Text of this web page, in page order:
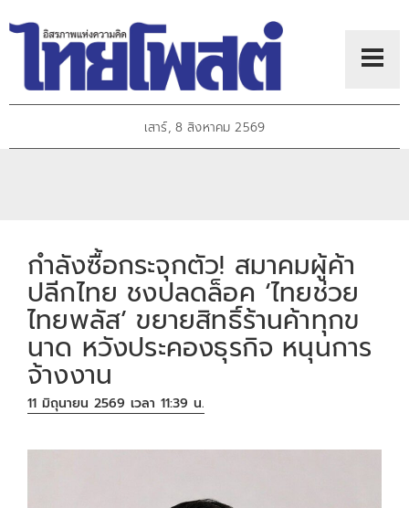
เสาร์, 8 สิงหาคม 2569
กำลังซื้อกระจุกตัว! สมาคมผู้ค้า
ปลีกไทย ชงปลดล็อค ‘ไทยช่วย
ไทยพลัส’ ขยายสิทธิ์ร้านค้าทุกข
นาด หวังประคองธุรกิจ หนุนการ
จ้างงาน
11 มิถุนายน 2569 เวลา 11:39 น.